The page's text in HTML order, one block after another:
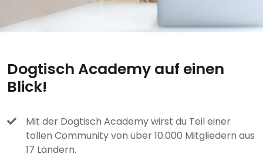
Dogtisch Academy auf einen
Blick!
Mit der Dogtisch Academy wirst du Teil einer
tollen Community von über 10.000 Mitgliedern aus
17 Ländern.